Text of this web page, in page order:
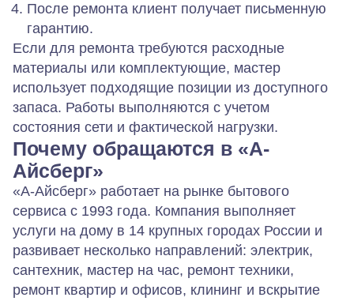
После ремонта клиент получает письменную
гарантию.
Если для ремонта требуются расходные
материалы или комплектующие, мастер
использует подходящие позиции из доступного
запаса. Работы выполняются с учетом
состояния сети и фактической нагрузки.
Почему обращаются в «А-
Айсберг»
«А-Айсберг» работает на рынке бытового
сервиса с 1993 года. Компания выполняет
услуги на дому в 14 крупных городах России и
развивает несколько направлений: электрик,
сантехник, мастер на час, ремонт техники,
ремонт квартир и офисов, клининг и вскрытие